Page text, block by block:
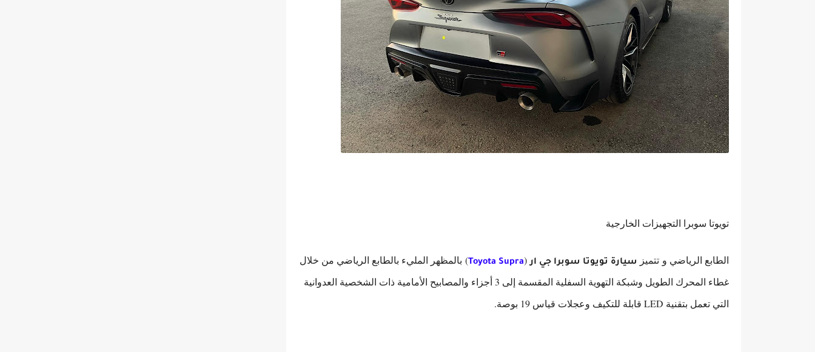
تويوتا سوبرا التجهيزات الخارجية
الطابع الرياضي و تتميز سيارة تويوتا سوبرا جي ار (
Toyota Supra
) بالمظهر المليء بالطابع الرياضي من خلال
غطاء المحرك الطويل وشبكة التهوية السفلية المقسمة إلى 3 أجزاء والمصابيح الأمامية ذات الشخصية العدوانية
التي تعمل بتقنية LED قابلة للتكيف وعجلات قياس 19 بوصة.